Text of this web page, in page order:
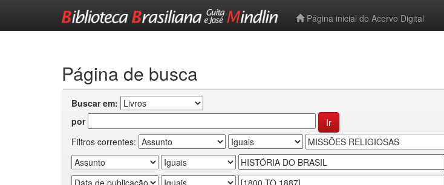
Página inicial do Acervo Digital
Página de busca
Buscar em:
por
Filtros correntes: